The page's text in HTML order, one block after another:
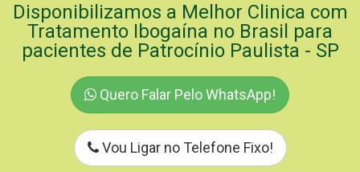
Disponibilizamos a Melhor Clinica com
Tratamento Ibogaína no Brasil para
pacientes de Patrocínio Paulista - SP
Quero Falar Pelo WhatsApp!
Vou Ligar no Telefone Fixo!